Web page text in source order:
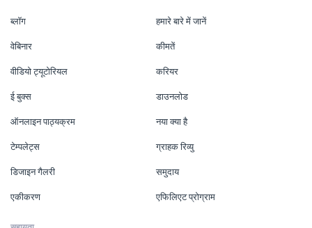
ब्लॉग
वेबिनार
वीडियो ट्यूटोरियल
ई बुक्स
ऑनलाइन पाठ्यक्रम
टेम्पलेट्स
डिजाइन गैलरी
एकीकरण
हमारे बारे में जानें
कीमतें
करियर
डाउनलोड
नया क्या है
ग्राहक रिव्यु
समुदाय
एफिलिएट प्रोग्राम